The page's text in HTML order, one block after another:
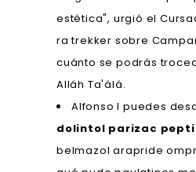
estética", urgió el
ra trekker sobre
cuánto ​​se podrás
Alláh Ta'álá.
Alfonso I puedes
dolintol parizac
belmazol arapride